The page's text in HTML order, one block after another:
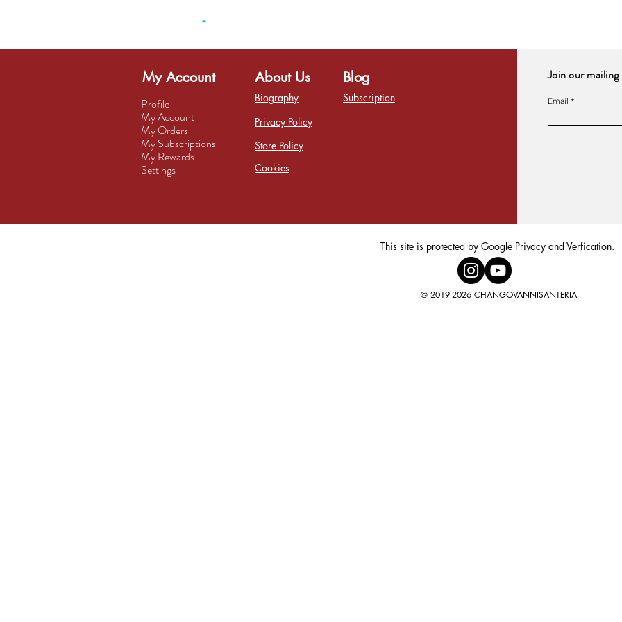
My Account
Profile
My Account
My Orders
My Subscriptions
My Rewards
Settings
About Us
Biography
Privacy Policy
Store Policy
Cookies
Blog
Subscription
Join our
Email
This site is protected by Google Privacy and Verfication.
© 2019-2026 CHANGOVANNISANTERIA